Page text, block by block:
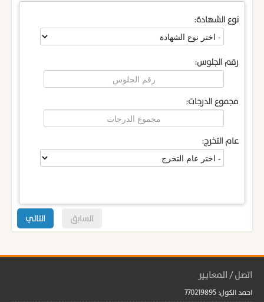
نوع الشهادة:
رقم الجلوس:
مجموع الدرجات:
عام التخرج:
السابق التالي
اتصل / المعايير
احمد الكول: 770219895